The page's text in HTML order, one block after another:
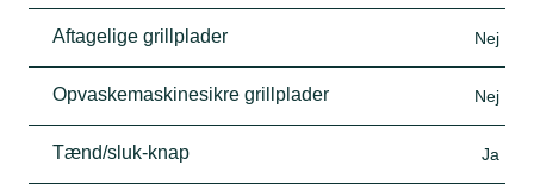
Aftagelige grillplader Nej
Opvaskemaskinesikre grillplader Nej
Tænd/sluk-knap Ja